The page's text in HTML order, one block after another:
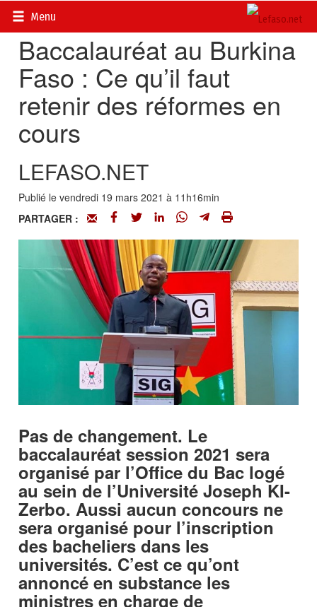
Menu
Accueil>
Baccalauréat au Burkina
Faso : Ce qu’il faut
retenir des réformes en
cours
LEFASO.NET
Publié le vendredi 19 mars 2021 à 11h16min
PARTAGER :
Pas de changement. Le
baccalauréat session 2021 sera
organisé par l’Office du Bac logé
au sein de l’Université Joseph KI-
Zerbo. Aussi aucun concours ne
sera organisé pour l’inscription
des bacheliers dans les
universités. C’est ce qu’ont
annoncé en substance les
ministres en charge de